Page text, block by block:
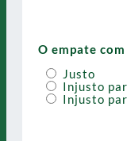
O empate
Justo
Injusto
Injusto